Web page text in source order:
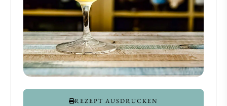
REZEPT AUSDRUCKEN